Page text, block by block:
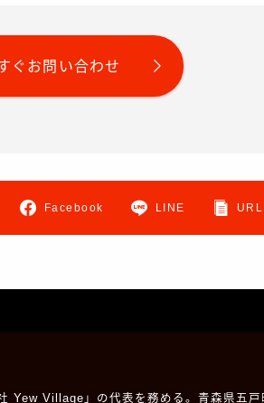
ぐお問い合わせ
Facebook LINE
Yew Village」の代表を務める。青森県五